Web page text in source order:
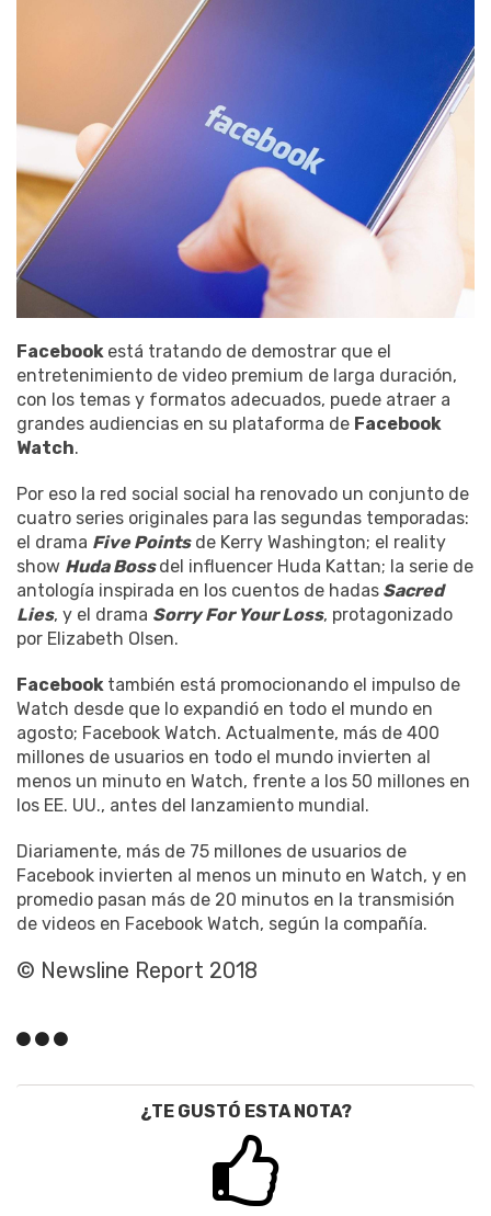
Facebook está tratando de demostrar que el
entretenimiento de video premium de larga duración,
con los temas y formatos adecuados, puede atraer a
grandes audiencias en su plataforma de Facebook
Watch.
Por eso la red social social ha renovado un conjunto de
cuatro series originales para las segundas temporadas:
el drama Five Pointsde Kerry Washington; el reality
show Huda Bossdel influencer Huda Kattan; la serie de
antología inspirada en los cuentos de hadas Sacred
Lies, y el drama Sorry For Your Loss, protagonizado
por Elizabeth Olsen.
Facebook también está promocionando el impulso de
Watch desde que lo expandió en todo el mundo en
agosto; Facebook Watch. Actualmente, más de 400
millones de usuarios en todo el mundo invierten al
menos un minuto en Watch, frente a los 50 millones en
los EE. UU., antes del lanzamiento mundial.
Diariamente, más de 75 millones de usuarios de
Facebook invierten al menos un minuto en Watch, y en
promedio pasan más de 20 minutos en la transmisión
de videos en Facebook Watch, según la compañía.
© Newsline Report 2018
¿TE GUSTÓ ESTA NOTA?